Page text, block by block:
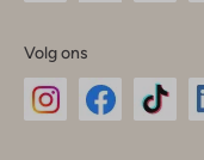
Volg ons